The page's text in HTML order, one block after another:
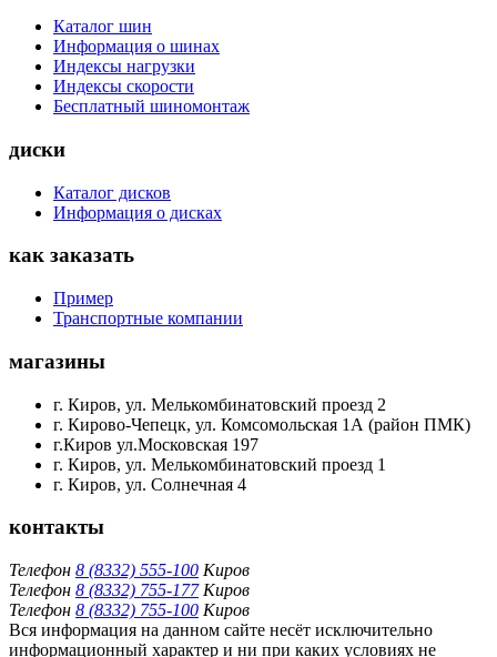
Каталог шин
Информация о шинах
Индексы нагрузки
Индексы скорости
Бесплатный шиномонтаж
диски
Каталог дисков
Информация о дисках
как заказать
Пример
Транспортные компании
магазины
г. Киров, ул. Мелькомбинатовский проезд 2
г. Кирово-Чепецк, ул. Комсомольская 1А (район ПМК)
г.Киров ул.Московская 197
г. Киров, ул. Мелькомбинатовский проезд 1
г. Киров, ул. Солнечная 4
контакты
Телефон 8 (8332) 555-100 Киров
Телефон 8 (8332) 755-177 Киров
Телефон 8 (8332) 755-100 Киров
Вся информация на данном сайте несёт исключительно
информационный характер и ни при каких условиях не